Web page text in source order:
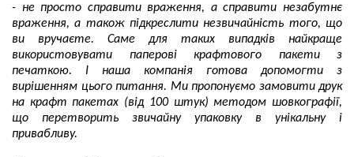
- не просто справити враження, а справити незабутнє
враження, а також підкреслити незвичайність того, що
ви вручаєте. Саме для таких випадків найкраще
використовувати паперові крафтового пакети з
печаткою. І наша компанія готова допомогти з
вирішенням цього питання. Ми пропонуємо замовити друк
на крафт пакетах (від 100 штук) методом шовкографії,
що перетворить звичайну упаковку в унікальну і
привабливу.